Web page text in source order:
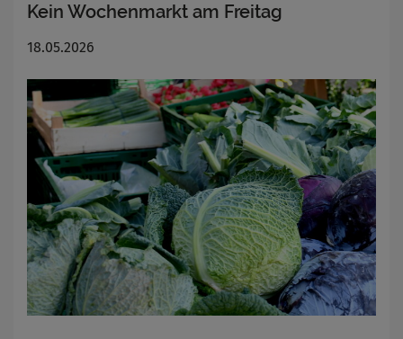
Kein Wochenmarkt am Freitag
18.05.2026